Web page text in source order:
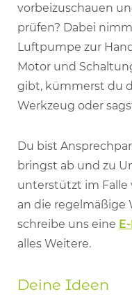
vorbeizuschauen
prüfen? Dabei
Luftpumpe zur
Motor und
gibt, kümmerst du
Werkzeug oder
Du bist
bringst ab und zu
unterstützt im Falle
an die regelmäßige
schreibe uns eine
alles Weitere.
Deine Ideen